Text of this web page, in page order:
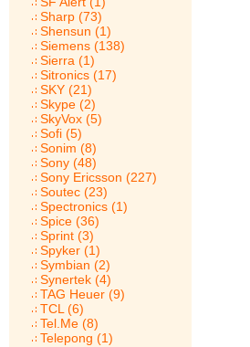
Sharp (73)
Shensun (1)
Siemens (138)
Sierra (1)
Sitronics (17)
SKY (21)
Skype (2)
SkyVox (5)
Sofi (5)
Sonim (8)
Sony (48)
Sony Ericsson (227)
Soutec (23)
Spectronics (1)
Spice (36)
Sprint (3)
Spyker (1)
Symbian (2)
Synertek (4)
TAG Heuer (9)
TCL (6)
Tel.Me (8)
Telepong (1)